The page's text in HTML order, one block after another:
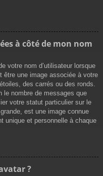
à côté de mon nom
votre nom d’utilisateur lorsque
être une image associée à votre
des carrés ou des ronds.
le nombre de messages que
votre statut particulier sur le
est une image connue
unique et personnelle à chaque
?